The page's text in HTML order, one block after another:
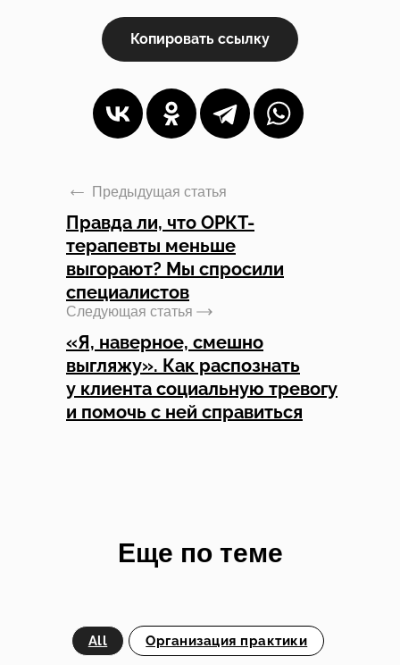
Копировать ссылку
Правда ли, что ОРКТ-
терапевты меньше
выгорают? Мы спросили
специалистов
Предыдущая статья
«Я, наверное, смешно
выгляжу». Как распознать
у клиента социальную тревогу
и помочь с ней справиться
Следующая статья
Еще по теме
All Организация практики